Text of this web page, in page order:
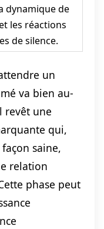
dynamique de
les réactions
de silence.
un
va bien au-
revêt une
qui,
saine,
relation
phase peut